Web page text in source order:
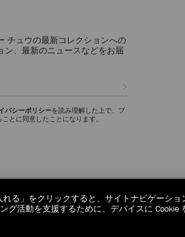
チュウの最新コレクションへの
ン、最新のニュースなどをお届
バシーポリシーを読み理解した上で、ブ
とに同意したことになります。
れる」をクリックすると、サイトナビゲーシ
グ活動を支援するために、デバイスに Cookie